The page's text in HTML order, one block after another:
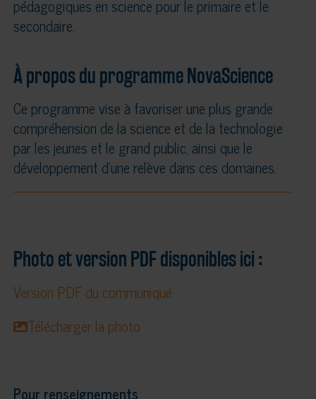
pédagogiques en science pour le primaire et le
secondaire.
À propos du programme NovaScience
Ce programme vise à favoriser une plus grande
compréhension de la science et de la technologie
par les jeunes et le grand public, ainsi que le
développement d’une relève dans ces domaines.
Photo et version PDF disponibles ici :
Version PDF du communiqué
Télécharger la photo
Pour renseignements